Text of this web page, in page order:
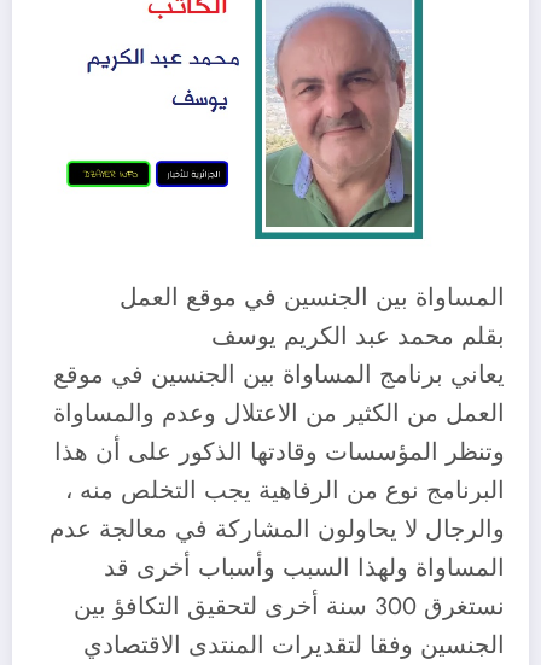
المساواة بين الجنسين في موقع العمل
بقلم محمد عبد الكريم يوسف
يعاني برنامج المساواة بين الجنسين في موقع
العمل من الكثير من الاعتلال وعدم والمساواة
وتنظر المؤسسات وقادتها الذكور على أن هذا
البرنامج نوع من الرفاهية يجب التخلص منه ،
والرجال لا يحاولون المشاركة في معالجة عدم
المساواة ولهذا السبب وأسباب أخرى قد
نستغرق 300 سنة أخرى لتحقيق التكافؤ بين
الجنسين وفقا لتقديرات المنتدى الاقتصادي